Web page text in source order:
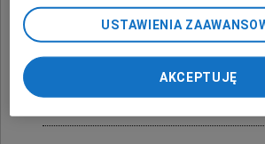
Irenie Olechowskiej wyrazy współczucia i
Z ogromnym bólem żegnam Andrzeja
USTAWIENIA
AKCEPTUJĘ